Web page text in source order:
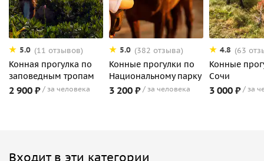
5.0 (11 отзывов)
Конная прогулка по
заповедным тропам
2 900 ₽ за человека
5.0 (382 отзыва)
Конные прогулки по
Национальному парку
3 200 ₽ за человека
4.8 (63
Конные
Сочи
3 000 ₽ за
Входит в эти категории